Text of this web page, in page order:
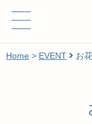
Home > EVENT お